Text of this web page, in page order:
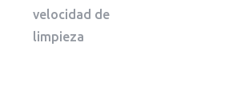
velocidad de
limpieza